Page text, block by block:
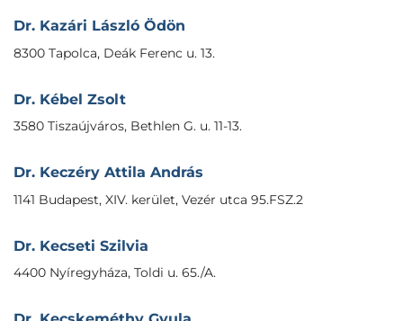
Dr. Kazári László Ödön
8300 Tapolca, Deák Ferenc u. 13.
Dr. Kébel Zsolt
3580 Tiszaújváros, Bethlen G. u. 11-13.
Dr. Keczéry Attila András
1141 Budapest, XIV. kerület, Vezér utca 95.FSZ.2
Dr. Kecseti Szilvia
4400 Nyíregyháza, Toldi u. 65./A.